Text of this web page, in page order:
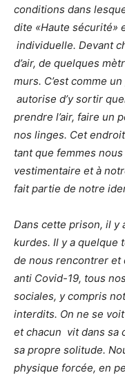
conditions dans
dite «Haute sécurité»
individuelle. Devant
d’air, de quelques
murs. C’est comme
autorise d’y sortir
prendre l’air, faire un
nos linges. Cet
tant que femmes
vestimentaire et à
fait partie de notre
Dans cette prison, il y
kurdes. Il y a quelque
de nous rencontrer et
anti Covid-19, tous
sociales, y compris
interdits. On ne se
et chacun vit dans sa
sa propre solitude.
physique forcée, en